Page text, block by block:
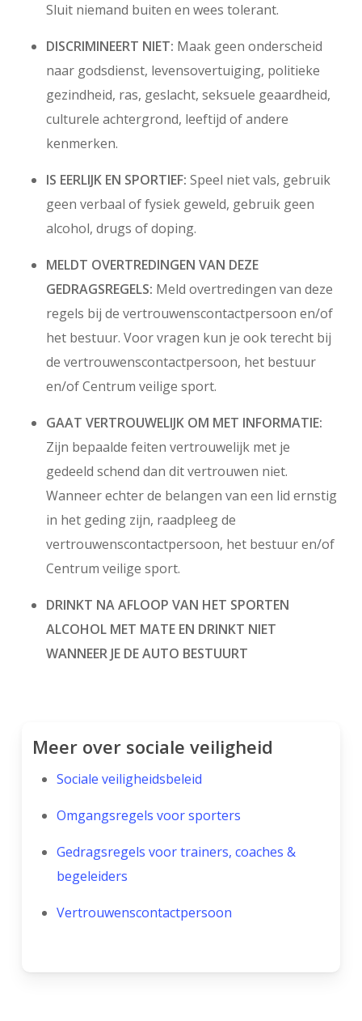
Sluit niemand buiten en wees tolerant.
DISCRIMINEERT NIET: Maak geen onderscheid
naar godsdienst, levensovertuiging, politieke
gezindheid, ras, geslacht, seksuele geaardheid,
culturele achtergrond, leeftijd of andere
kenmerken.
IS EERLIJK EN SPORTIEF: Speel niet vals, gebruik
geen verbaal of fysiek geweld, gebruik geen
alcohol, drugs of doping.
MELDT OVERTREDINGEN VAN DEZE
GEDRAGSREGELS: Meld overtredingen van deze
regels bij de vertrouwenscontactpersoon en/of
het bestuur. Voor vragen kun je ook terecht bij
de vertrouwenscontactpersoon, het bestuur
en/of Centrum veilige sport.
GAAT VERTROUWELIJK OM MET INFORMATIE:
Zijn bepaalde feiten vertrouwelijk met je
gedeeld schend dan dit vertrouwen niet.
Wanneer echter de belangen van een lid ernstig
in het geding zijn, raadpleeg de
vertrouwenscontactpersoon, het bestuur en/of
Centrum veilige sport.
DRINKT NA AFLOOP VAN HET SPORTEN
ALCOHOL MET MATE EN DRINKT NIET
WANNEER JE DE AUTO BESTUURT
Meer over sociale veiligheid
Sociale veiligheidsbeleid
Omgangsregels voor sporters
Gedragsregels voor trainers, coaches &
begeleiders
Vertrouwenscontactpersoon